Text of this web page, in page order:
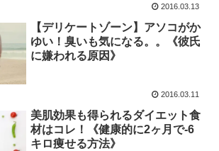
2016.03.13
【デリケートゾーン】アソコがか
ゆい！臭いも気になる。。《彼氏
に嫌われる原因》
2016.03.11
美肌効果も得られるダイエット食
材はコレ！《健康的に2ヶ月で-6
キロ痩せる方法》